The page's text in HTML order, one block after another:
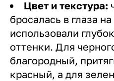
Цвет и текстура:
бросалась в глаза
использовали
оттенки. Для
благородный,
красный, а для